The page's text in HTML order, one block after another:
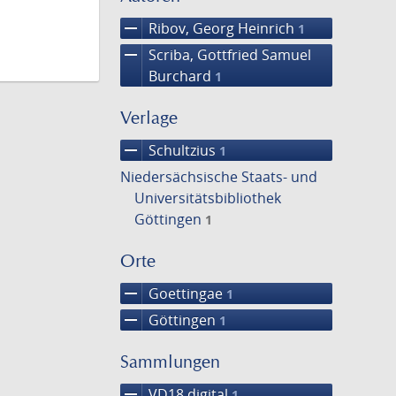
remove Ribov, Georg Heinrich 1
remove
Scriba, Gottfried Samuel
Burchard 1
Verlage
remove Schultzius 1
Niedersächsische Staats- und
Universitätsbibliothek
Göttingen 1
Orte
remove Goettingae 1
remove Göttingen 1
Sammlungen